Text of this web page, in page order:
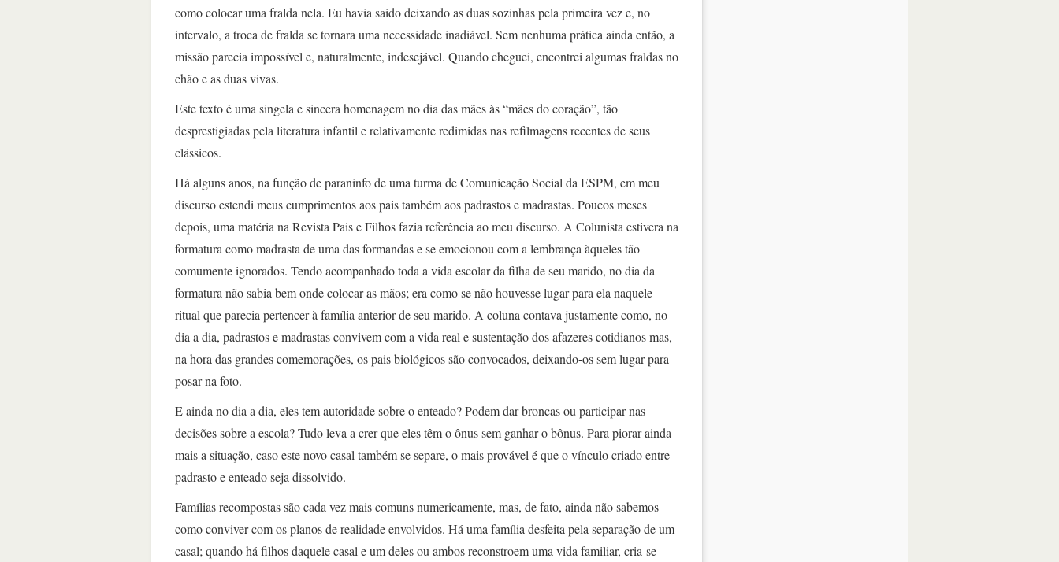
como colocar uma fralda nela. Eu havia saído deixando as duas sozinhas pela primeira vez e, no
intervalo, a troca de fralda se tornara uma necessidade inadiável. Sem nenhuma prática ainda então, a
missão parecia impossível e, naturalmente, indesejável. Quando cheguei, encontrei algumas fraldas no
chão e as duas vivas.
Este texto é uma singela e sincera homenagem no dia das mães às “mães do coração”, tão
desprestigiadas pela literatura infantil e relativamente redimidas nas refilmagens recentes de seus
clássicos.
Há alguns anos, na função de paraninfo de uma turma de Comunicação Social da ESPM, em meu
discurso estendi meus cumprimentos aos pais também aos padrastos e madrastas. Poucos meses
depois, uma matéria na Revista Pais e Filhos fazia referência ao meu discurso. A Colunista estivera na
formatura como madrasta de uma das formandas e se emocionou com a lembrança àqueles tão
comumente ignorados. Tendo acompanhado toda a vida escolar da filha de seu marido, no dia da
formatura não sabia bem onde colocar as mãos; era como se não houvesse lugar para ela naquele
ritual que parecia pertencer à família anterior de seu marido. A coluna contava justamente como, no
dia a dia, padrastos e madrastas convivem com a vida real e sustentação dos afazeres cotidianos mas,
na hora das grandes comemorações, os pais biológicos são convocados, deixando-os sem lugar para
posar na foto.
E ainda no dia a dia, eles tem autoridade sobre o enteado? Podem dar broncas ou participar nas
decisões sobre a escola? Tudo leva a crer que eles têm o ônus sem ganhar o bônus. Para piorar ainda
mais a situação, caso este novo casal também se separe, o mais provável é que o vínculo criado entre
padrasto e enteado seja dissolvido.
Famílias recompostas são cada vez mais comuns numericamente, mas, de fato, ainda não sabemos
como conviver com os planos de realidade envolvidos. Há uma família desfeita pela separação de um
casal; quando há filhos daquele casal e um deles ou ambos reconstroem uma vida familiar, cria-se